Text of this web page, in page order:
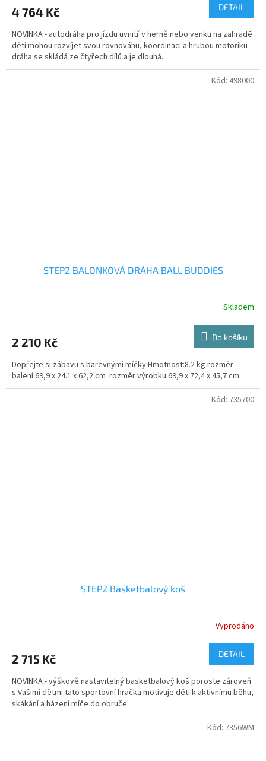
4 764 Kč DETAIL
NOVINKA - autodráha pro jízdu uvnitř v herně nebo venku na zahradě
děti mohou rozvíjet svou rovnováhu, koordinaci a hrubou motoriku
dráha se skládá ze čtyřech dílů a je dlouhá...
STEP2 BALONKOVÁ DRÁHA BALL BUDDIES
Skladem
2 210 Kč Do košíku
Dopřejte si zábavu s barevnými míčky Hmotnost:8.2 kg rozměr
balení:69,9 x 24.1 x 62,2 cm rozměr výrobku:69,9 x 72,4 x 45,7 cm
Kód: 498000
STEP2 Basketbalový koš
Vyprodáno
2 715 Kč DETAIL
NOVINKA - výškově nastavitelný basketbalový koš poroste zároveň
s Vašimi dětmi tato sportovní hračka motivuje děti k aktivnímu běhu,
skákání a házení míče do obruče
Kód: 735700
Kód: 7356WM